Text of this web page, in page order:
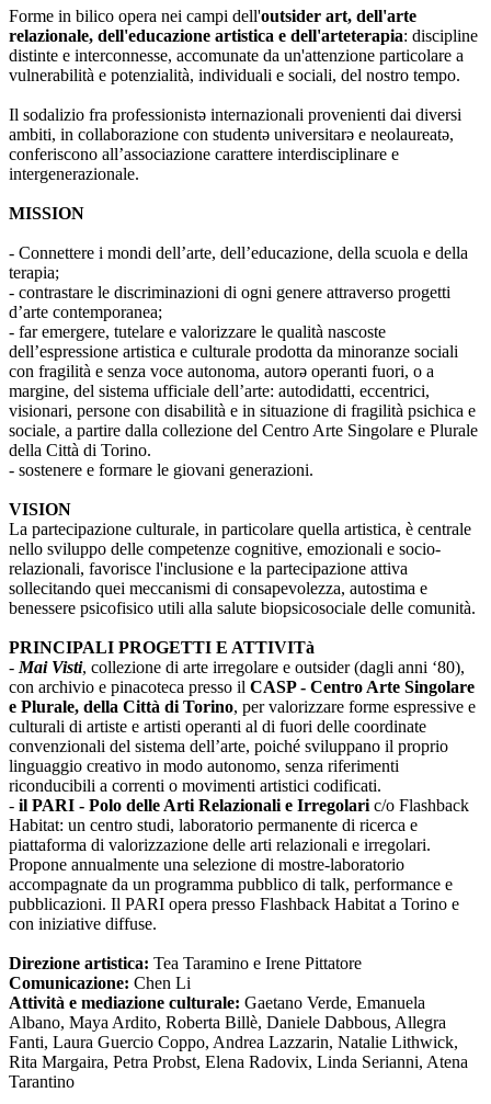
Forme in bilico opera nei campi dell'outsider art, dell'arte
relazionale, dell'educazione artistica e dell'arteterapia: discipline
distinte e interconnesse, accomunate da un'attenzione particolare a
vulnerabilità e potenzialità, individuali e sociali, del nostro tempo.
Il sodalizio fra professionistə internazionali provenienti dai diversi
ambiti, in collaborazione con studentə universitarə e neolaureatə,
conferiscono all’associazione carattere interdisciplinare e
intergenerazionale.
MISSION
- Connettere i mondi dell’arte, dell’educazione, della scuola e della
terapia;
- contrastare le discriminazioni di ogni genere attraverso progetti
d’arte contemporanea;
- far emergere, tutelare e valorizzare le qualità nascoste
dell’espressione artistica e culturale prodotta da minoranze sociali
con fragilità e senza voce autonoma, autorə operanti fuori, o a
margine, del sistema ufficiale dell’arte: autodidatti, eccentrici,
visionari, persone con disabilità e in situazione di fragilità psichica e
sociale, a partire dalla collezione del Centro Arte Singolare e Plurale
della Città di Torino.
- sostenere e formare le giovani generazioni.
VISION
La partecipazione culturale, in particolare quella artistica, è centrale
nello sviluppo delle competenze cognitive, emozionali e socio-
relazionali, favorisce l'inclusione e la partecipazione attiva
sollecitando quei meccanismi di consapevolezza, autostima e
benessere psicofisico utili alla salute biopsicosociale delle comunità.
PRINCIPALI PROGETTI E ATTIVITà
- Mai Visti, collezione di arte irregolare e outsider (dagli anni ‘80),
con archivio e pinacoteca presso il CASP - Centro Arte Singolare
e Plurale, della Città di Torino, per valorizzare forme espressive e
culturali di artiste e artisti operanti al di fuori delle coordinate
convenzionali del sistema dell’arte, poiché sviluppano il proprio
linguaggio creativo in modo autonomo, senza riferimenti
riconducibili a correnti o movimenti artistici codificati.
- il PARI - Polo delle Arti Relazionali e Irregolari c/o Flashback
Habitat: un centro studi, laboratorio permanente di ricerca e
piattaforma di valorizzazione delle arti relazionali e irregolari.
Propone annualmente una selezione di mostre-laboratorio
accompagnate da un programma pubblico di talk, performance e
pubblicazioni. Il PARI opera presso Flashback Habitat a Torino e
con iniziative diffuse.
Direzione artistica: Tea Taramino e Irene Pittatore
Comunicazione: Chen Li
Attività e mediazione culturale: Gaetano Verde, Emanuela
Albano, Maya Ardito, Roberta Billè, Daniele Dabbous, Allegra
Fanti, Laura Guercio Coppo, Andrea Lazzarin, Natalie Lithwick,
Rita Margaira, Petra Probst, Elena Radovix, Linda Serianni, Atena
Tarantino